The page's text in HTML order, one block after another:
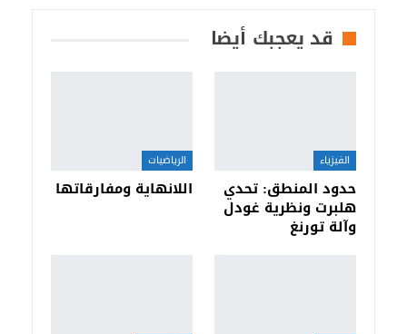
قد يعجبك أيضا
الفيزياء
حدود المنطق: تحدي
هلبرت ونظرية غودل
وآلة تورنغ
الرياضيات
اللانهاية ومفارقاتها